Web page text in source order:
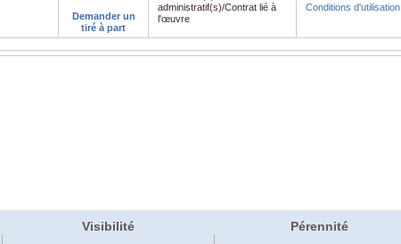
Demander un
tiré à part
administratif(s)/Contrat lié à
l'œuvre
Conditions d'utilisation
Visibilité Pérennité